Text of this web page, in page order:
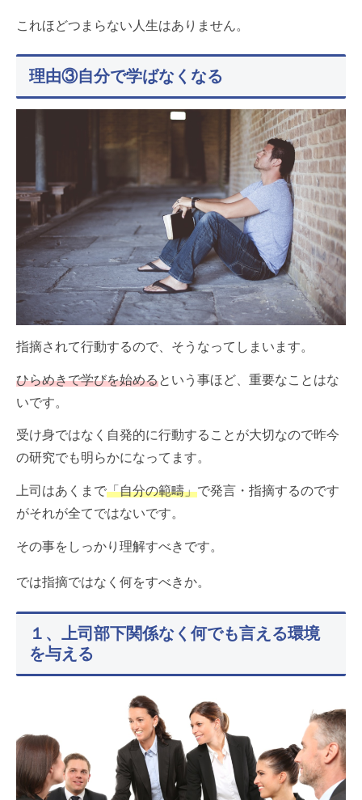
これほどつまらない人生はありません。
理由③自分で学ばなくなる
指摘されて行動するので、そうなってしまいます。
ひらめきで学びを始めるという事ほど、重要なことはな
いです。
受け身ではなく自発的に行動することが大切なので昨今
の研究でも明らかになってます。
上司はあくまで「自分の範疇」で発言・指摘するのです
がそれが全てではないです。
その事をしっかり理解すべきです。
では指摘ではなく何をすべきか。
１、上司部下関係なく何でも言える環境
を与える